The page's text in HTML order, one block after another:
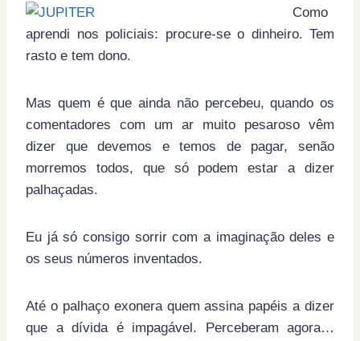
Como
aprendi nos policiais: procure-se o dinheiro. Tem
rasto e tem dono.
Mas quem é que ainda não percebeu, quando os
comentadores com um ar muito pesaroso vêm
dizer que devemos e temos de pagar, senão
morremos todos, que só podem estar a dizer
palhaçadas.
Eu já só consigo sorrir com a imaginação deles e
os seus números inventados.
Até o palhaço exonera quem assina papéis a dizer
que a dívida é impagável. Perceberam agora…